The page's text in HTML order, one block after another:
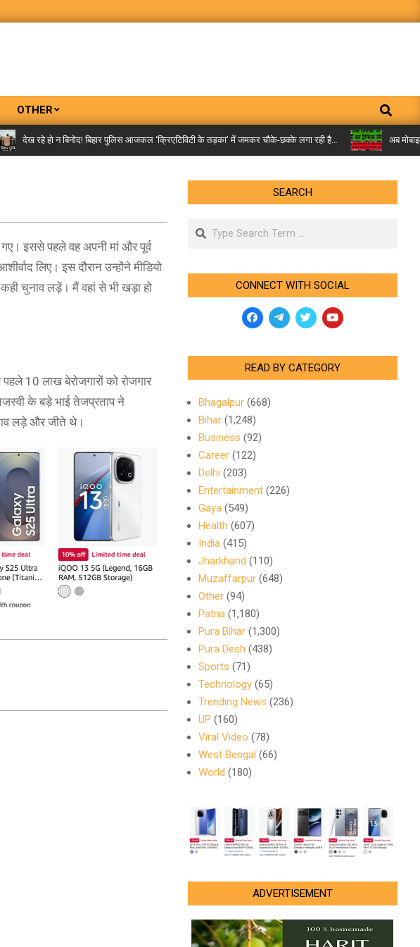
OTHER Search
देख रहे हो न बिनोद! बिहार पुलिस आजकल ‘क्रिएटिविटी के तड़का’ में जमकर चौके-छक्के लगा रही है… अब मोबाइल
गए। इससे पहले वह अपनी मां और पूर्व
लिए। इस दौरान उन्होंने मीडियो
चुनाव लड़ें। मैं वहां से भी खड़ा हो
10 लाख बेरोजगारों को रोजगार
के बड़े भाई तेजप्रताप ने
लड़े और जीते थे।
SEARCH
Search
CONNECT WITH SOCIAL
READ BY CATEGORY
Bhagalpur(668)
Bihar(1,248)
Business (92)
Career(122)
Delhi (203)
Entertainment(226)
Gaya(549)
Health (607)
India(415)
Jharkhand (110)
Muzaffarpur(648)
Other(94)
Patna(1,180)
Pura Bihar(1,300)
Pura Desh (438)
Sports (71)
Technology(65)
Trending News (236)
UP (160)
Viral Video (78)
West Bengal (66)
World (180)
ADVERTISEMENT